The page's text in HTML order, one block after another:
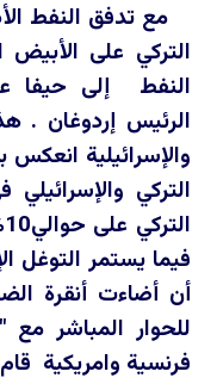
مع تدفق النفط
التركي على
النفط إلى حيفا
الرئيس إردوغان .
والإسرائيلية
التركي
فيما يستمر التوغل
أن أضاءت أنقرة
للحوار المباشر
فرنسية وامريكية